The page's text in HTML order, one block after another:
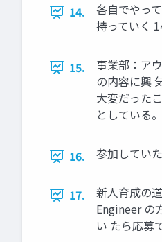
14.
各自でやっ
持っていく
15.
事業部：ア
の内容に興
大変だった
としている
16. 参加してい
17.
新人育成の
Engineer の
い たら応募